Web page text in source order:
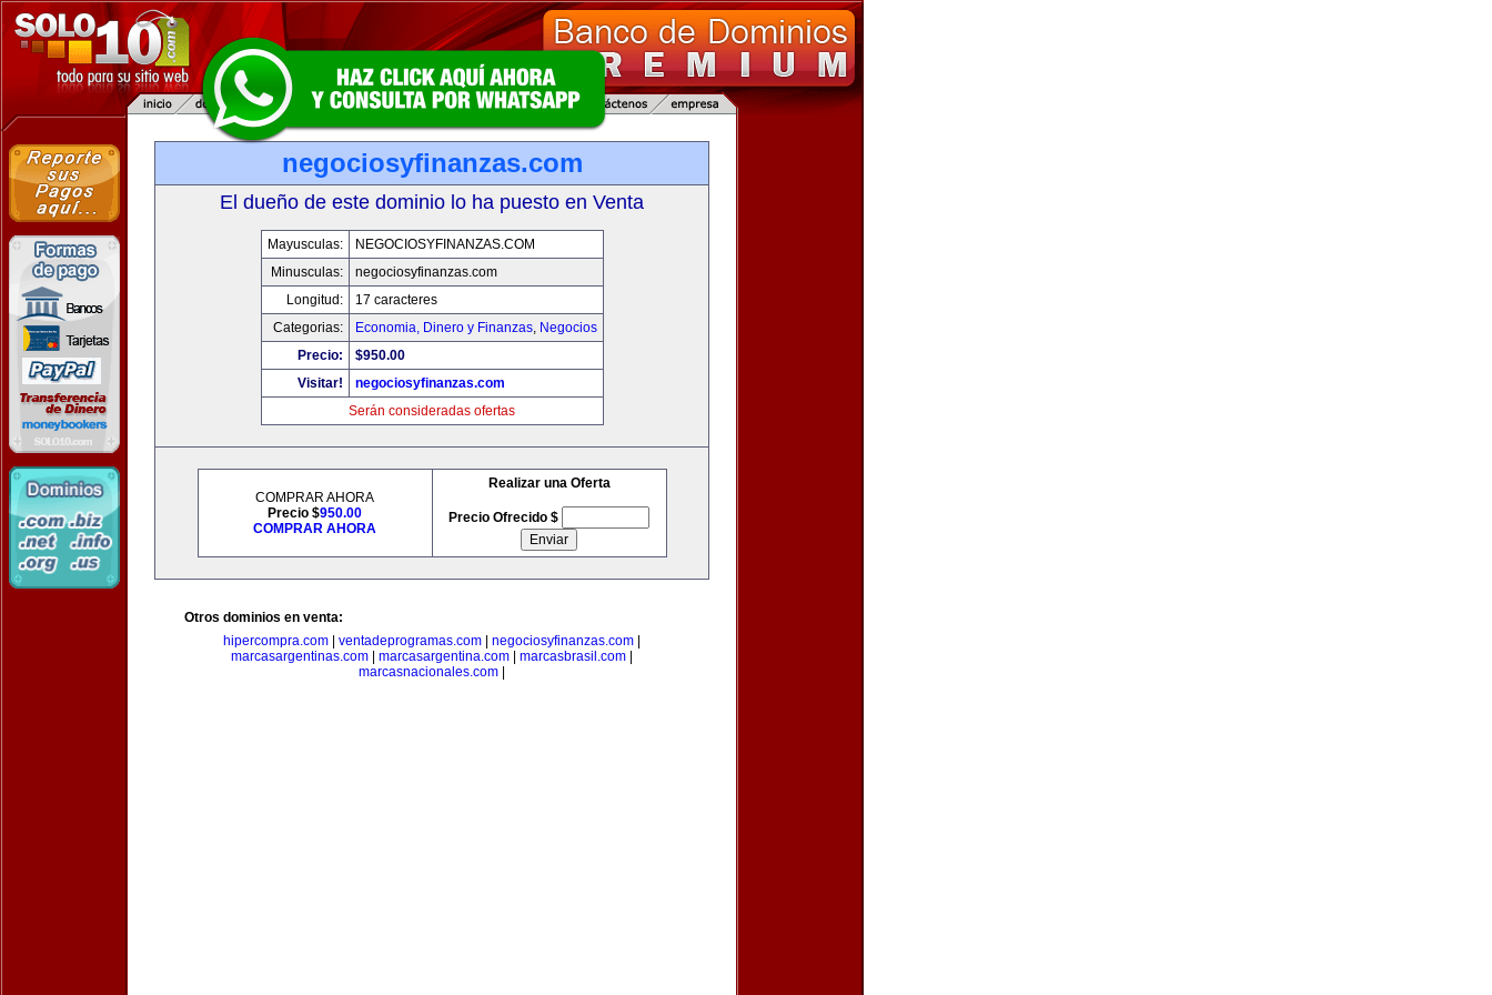
negociosyfinanzas.com
El dueño de este dominio lo ha puesto en Venta
Mayusculas:
NEGOCIOSYFINANZAS.COM
Minusculas:
negociosyfinanzas.com
Longitud:
17 caracteres
Categorias:
Economia, Dinero y Finanzas, Negocios
Precio:
$950.00
Visitar!
negociosyfinanzas.com
Serán consideradas ofertas
COMPRAR AHORA
Precio $950.00
COMPRAR AHORA
Realizar una Oferta
Precio Ofrecido $
Otros dominios en venta:
hipercompra.com
ventadeprogramas.com negociosyfinanzas.com
marcasargentinas.com
marcasargentina.com marcasbrasil.com
marcasnacionales.com